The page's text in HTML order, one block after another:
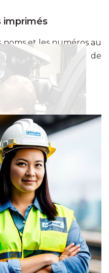
imprimés
et les numéros au
de votre vêtement de